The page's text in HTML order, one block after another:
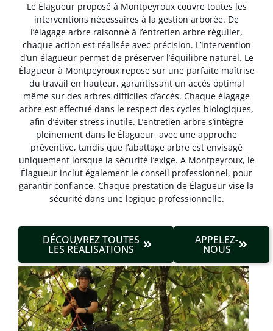
Le Élagueur proposé à Montpeyroux couvre toutes les
interventions nécessaires à la gestion arborée. De
l’élagage arbre raisonné à l’entretien arbre régulier,
chaque action est réalisée avec précision. L’intervention
d’un élagueur permet de préserver l’équilibre naturel. Le
Élagueur à Montpeyroux repose sur une parfaite maîtrise
du travail en hauteur, garantissant un accès optimal
même sur des arbres difficiles d’accès. Chaque élagage
arbre est effectué dans le respect des cycles biologiques,
afin d’éviter stress inutile. L’entretien arbre s’intègre
pleinement dans le Élagueur, avec une approche
préventive, tandis que l’abattage arbre est envisagé
uniquement lorsque la sécurité l’exige. A Montpeyroux, le
Élagueur inclut également le conseil professionnel, pour
garantir confiance. Chaque prestation de Élagueur vise la
sécurité dans une logique professionnelle.
DÉCOUVREZ TOUTES
LES RÉALISATIONS
APPELEZ-
NOUS